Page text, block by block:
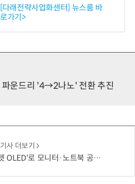
와의 비즈니스 미팅 지원…K
-바이오 해외 진출 교두보 확
보
[다래전략사업화센터] 뉴스룸 바
로가기>
파운드리 '4→2나노' 전환 추진
기사 더보기
모니터·노트북 공략 본격화…MSI 모니터 공개